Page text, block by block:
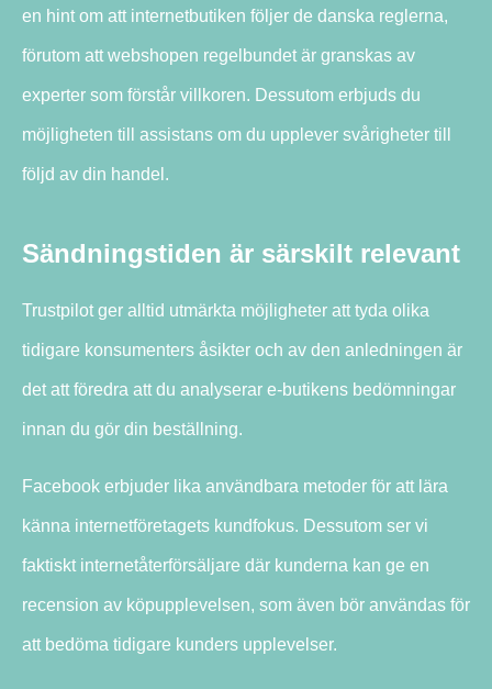
en hint om att internetbutiken följer de danska reglerna,
förutom att webshopen regelbundet är granskas av
experter som förstår villkoren. Dessutom erbjuds du
möjligheten till assistans om du upplever svårigheter till
följd av din handel.
Sändningstiden är särskilt relevant
Trustpilot ger alltid utmärkta möjligheter att tyda olika
tidigare konsumenters åsikter och av den anledningen är
det att föredra att du analyserar e-butikens bedömningar
innan du gör din beställning.
Facebook erbjuder lika användbara metoder för att lära
känna internetföretagets kundfokus. Dessutom ser vi
faktiskt internetåterförsäljare där kunderna kan ge en
recension av köpupplevelsen, som även bör användas för
att bedöma tidigare kunders upplevelser.